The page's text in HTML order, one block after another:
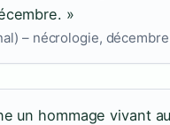
»
– nécrologie,
un hommage vivant